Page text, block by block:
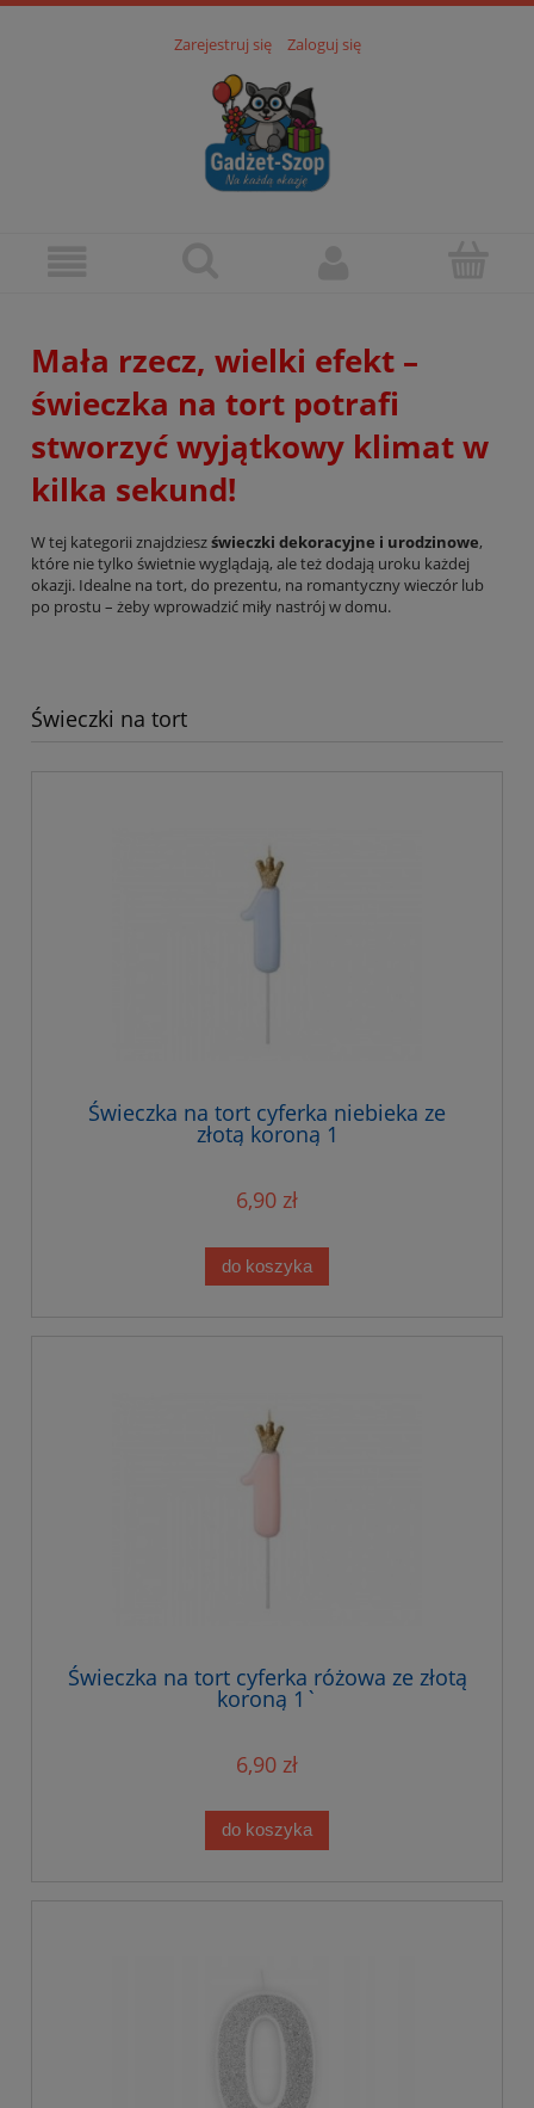
Zarejestruj się Zaloguj się
Mała rzecz, wielki efekt –
świeczka na tort potrafi
stworzyć wyjątkowy klimat w
kilka sekund!
W tej kategorii znajdzieszświeczki dekoracyjne i urodzinowe,
które nie tylko świetnie wyglądają, ale też dodają uroku każdej
okazji. Idealne na tort, do prezentu, na romantyczny wieczór lub
po prostu – żeby wprowadzić miły nastrój w domu.
Świeczki na tort
Świeczka na tort cyferka niebieka ze
złotą koroną 1
6,90 zł
do koszyka
Świeczka na tort cyferka różowa ze złotą
koroną 1`
6,90 zł
do koszyka